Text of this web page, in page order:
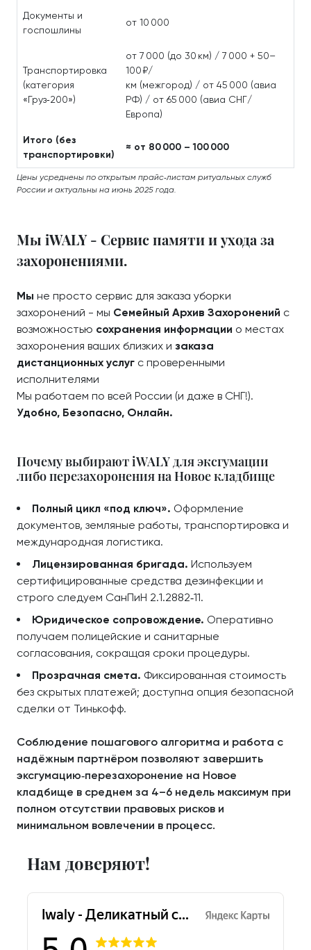
Документы и
госпошлины
от 10 000
Транспортировка
(категория
«Груз‑200»)
от 7 000 (до 30 км) / 7 000 + 50–
100 ₽/
км (межгород) / от 45 000 (авиа
РФ) / от 65 000 (авиа СНГ/
Европа)
Итого (без
транспортировки)
≈ от 80 000 – 100 000
Цены усреднены по открытым прайс‑листам ритуальных служб
России и актуальны на июнь 2025 года.
Мы iWALY - Сервис памяти и ухода за
захоронениями.
Мы не просто сервис для заказа уборки
захоронений - мы Семейный Архив Захоронений с
возможностью сохранения информации о местах
захоронения ваших близких и заказа
дистанционных услуг с проверенными
исполнителями
Мы работаем по всей России (и даже в СНГ!).
Удобно, Безопасно, Онлайн.
Почему выбирают iWALY для эксгумации
либо перезахоронения на Новое кладбище
Полный цикл «под ключ». Оформление
документов, земляные работы, транспортировка и
международная логистика.
Лицензированная бригада. Используем
сертифицированные средства дезинфекции и
строго следуем СанПиН 2.1.2882‑11.
Юридическое сопровождение. Оперативно
получаем полицейские и санитарные
согласования, сокращая сроки процедуры.
Прозрачная смета. Фиксированная стоимость
без скрытых платежей; доступна опция безопасной
сделки от Тинькофф.
Соблюдение пошагового алгоритма и работа с
надёжным партнёром позволяют завершить
эксгумацию‑перезахоронение на Новое
кладбище в среднем за 4–6 недель максимум при
полном отсутствии правовых рисков и
минимальном вовлечении в процесс.
Нам доверяют!